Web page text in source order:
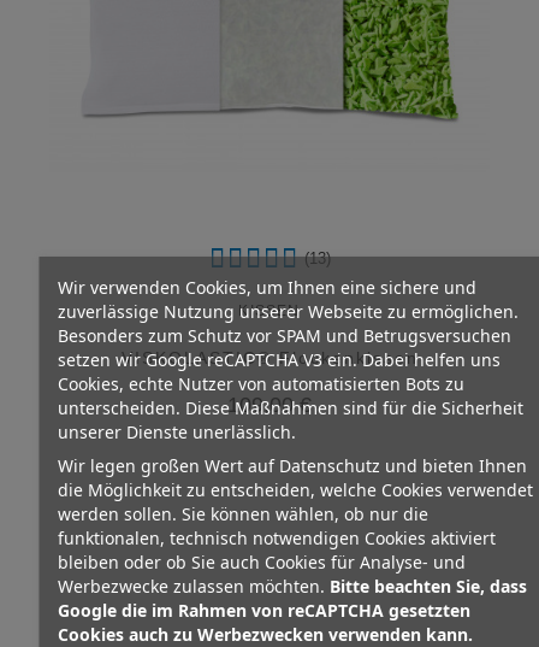
(13)
KISSEN
VISKOLASTIC® Flockenkissen
109,00 €
Variante auswählen
Wir verwenden Cookies, um Ihnen eine sichere und
zuverlässige Nutzung unserer Webseite zu ermöglichen.
Besonders zum Schutz vor SPAM und Betrugsversuchen
setzen wir Google reCAPTCHA V3 ein. Dabei helfen uns
Cookies, echte Nutzer von automatisierten Bots zu
unterscheiden. Diese Maßnahmen sind für die Sicherheit
unserer Dienste unerlässlich.
Wir legen großen Wert auf Datenschutz und bieten Ihnen
die Möglichkeit zu entscheiden, welche Cookies verwendet
werden sollen. Sie können wählen, ob nur die
funktionalen, technisch notwendigen Cookies aktiviert
bleiben oder ob Sie auch Cookies für Analyse- und
Werbezwecke zulassen möchten. Bitte beachten Sie, dass
Google die im Rahmen von reCAPTCHA gesetzten
Cookies auch zu Werbezwecken verwenden kann.